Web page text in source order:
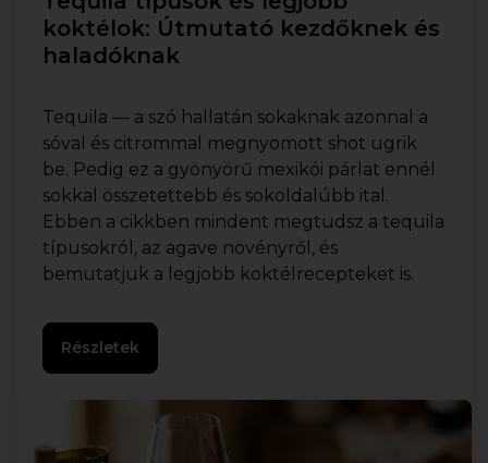
koktélok: Útmutató kezdőknek és
haladóknak
Tequila — a szó hallatán sokaknak azonnal a
sóval és citrommal megnyomott shot ugrik
be. Pedig ez a gyönyörű mexikói párlat ennél
sokkal összetettebb és sokoldalúbb ital.
Ebben a cikkben mindent megtudsz a tequila
típusokról, az agave növényről, és
bemutatjuk a legjobb koktélrecepteket is.
Részletek